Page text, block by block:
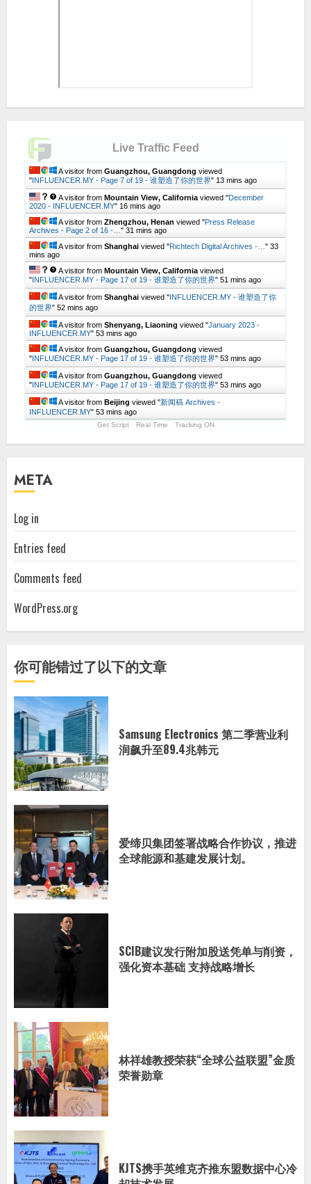
Live Traffic Feed
A visitor from Guangzhou, Guangdong viewed
"INFLUENCER.MY - Page 7 of 19 - 谁塑造了你的世界" 13 mins ago
A visitor from Mountain View, California viewed "December
2020 - INFLUENCER.MY" 16 mins ago
A visitor from Zhengzhou, Henan viewed "Press Release
Archives - Page 2 of 16 -… " 31 mins ago
A visitor from Shanghai viewed "Richtech Digital Archives -… " 33
mins ago
A visitor from Mountain View, California viewed
"INFLUENCER.MY - Page 17 of 19 - 谁塑造了你的世界" 51 mins ago
A visitor from Shanghai viewed "INFLUENCER.MY - 谁塑造了你
的世界" 52 mins ago
A visitor from Shenyang, Liaoning viewed "January 2023 -
INFLUENCER.MY" 53 mins ago
A visitor from Guangzhou, Guangdong viewed
"INFLUENCER.MY - Page 17 of 19 - 谁塑造了你的世界" 53 mins ago
A visitor from Guangzhou, Guangdong viewed
"INFLUENCER.MY - Page 17 of 19 - 谁塑造了你的世界" 53 mins ago
A visitor from Beijing viewed "新闻稿 Archives -
INFLUENCER.MY" 53 mins ago
Get Script Real Time Tracking ON
META
Log in
Entries feed
Comments feed
WordPress.org
你可能错过了以下的文章
Samsung Electronics 第二季营业利
润飙升至89.4兆韩元
爱缔贝集团签署战略合作协议，推进
全球能源和基建发展计划。
SCIB建议发行附加股送凭单与削资，
强化资本基础 支持战略增长
林祥雄教授荣获“全球公益联盟”金质
荣誉勋章
KJTS携手英维克齐推东盟数据中心冷